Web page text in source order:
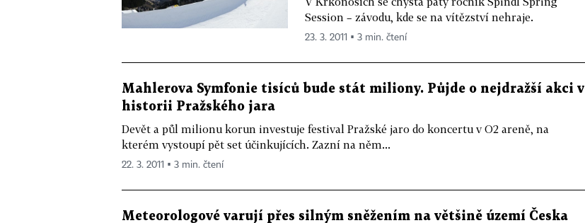
Session – závodu, kde se na vítězství nehraje.
23. 3. 2011 ▪ 3 min. čtení
Mahlerova Symfonie tisíců bude stát miliony. Půjde o nejdražší akci v
historii Pražského jara
Devět a půl milionu korun investuje festival Pražské jaro do koncertu v O2 areně, na
kterém vystoupí pět set účinkujících. Zazní na něm...
22. 3. 2011 ▪ 3 min. čtení
Meteorologové varují přes silným sněžením na většině území Česka